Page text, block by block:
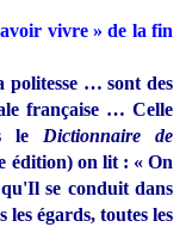
vivre » de la fin
politesse … sont des
française … Celle
le Dictionnaire de
édition) on lit : « On
se conduit dans
les égards, toutes les